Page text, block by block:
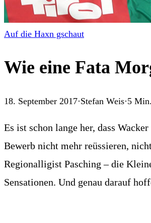
Auf die Haxn gschaut
Wie eine Fata
18. September 2017·Stefan Weis·5
Es ist schon lange her, dass
Bewerb nicht mehr reüssieren,
Regionalligist Pasching – die
Sensationen. Und genau darauf